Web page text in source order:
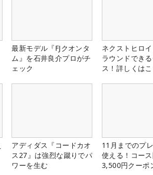
最新モデル『FJクオンタ
ム』を石井良介プロがチ
ェック
ネクストヒロ
ラウンドでき
ス！詳しくはこ
アディダス『コードカオ
ス27』は強烈な蹴りでパ
ワーを生む
11月までのプ
使える！コー
3,500円クーポ